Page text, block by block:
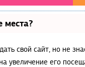
места?
свой сайт, но не
увеличение его